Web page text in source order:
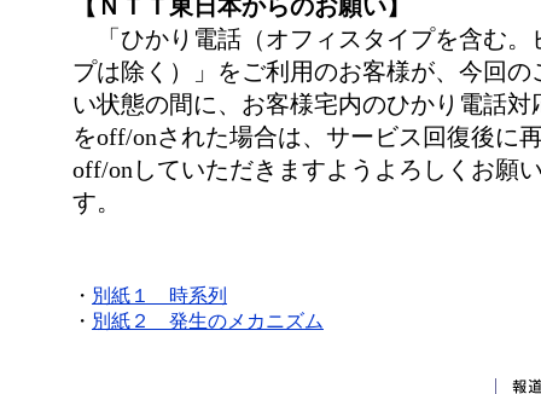
【ＮＴＴ東日本からのお願い】
「ひかり電話（オフィスタイプを含む。
プは除く）」をご利用のお客様が、今回の
い状態の間に、お客様宅内のひかり電話対
をoff/onされた場合は、サービス回復後に
off/onしていただきますようよろしくお願
す。
・ 別紙１ 時系列
・ 別紙２ 発生のメカニズム